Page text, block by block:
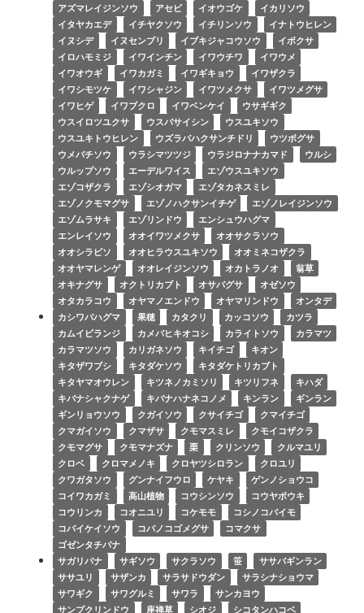
アズマレイジンソウ
アセビ イオウゴケ
イカリソウ
イタヤカエデ
イチヤクソウ イチリンソウ
イナトウヒレン
イヌシデ
イヌセンブリ イブキジャコウソウ
イボクサ
イロハモミジ
イワインチン イワウチワ
イワウメ
イワオウギ
イワカガミ イワギキョウ
イワザクラ
イワシモツケ
イワシャジン イワツメクサ
イワツメグサ
イワヒゲ
イワブクロ イワベンケイ
ウサギギク
ウスイロツユクサ
ウスバサイシン
ウスユキソウ
ウスユキトウヒレン
ウズラバハクサンチドリ
ウツボグサ
ウメバチソウ
ウラシマツツジ ウラジロナナカマド
ウルシ
ウルップソウ
エーデルワイス
エゾウスユキソウ
エゾコザクラ
エゾシオガマ
エゾタカネスミレ
エゾノクモマグサ
エゾノハクサンイチゲ
エゾノレイジンソウ
エゾムラサキ
エゾリンドウ
エンシュウハグマ
エンレイソウ
オオイワツメクサ
オオサクラソウ
オオシラビソ
オオヒラウスユキソウ
オオミネコザクラ
オオヤマレンゲ
オオレイジンソウ オカトラノオ
翁草
オキナグサ
オクトリカブト オサバグサ
オゼソウ
オタカラコウ
オヤマノエンドウ オヤマリンドウ
オンタデ
カシワバハグマ
果穂 カタクリ カッコソウ
カツラ
カムイビランジ
カメバヒキオコシ カライトソウ
カラマツ
カラマツソウ
カリガネソウ キイチゴ
キオン
キタザワブシ
キタダケソウ
キタダケトリカブト
キタヤマオウレン
キツネノカミソリ キツリフネ
キハダ
キバナシャクナゲ
キバナハナネコノメ キンラン
ギンラン
ギンリョウソウ
クガイソウ クサイチゴ
クマイチゴ
クマガイソウ
クマザサ クモマスミレ
クモイコザクラ
クモマグサ
クモマナズナ 栗 クリンソウ
クルマユリ
クロベ
クロマメノキ クロヤツシロラン
クロユリ
クワガタソウ
グンナイフウロ ケヤキ
ゲンノショウコ
コイワカガミ
高山植物 コウシンソウ
コウヤボウキ
コウリンカ
コオニユリ コケモモ
コシノコバイモ
コバイケイソウ
コバノコゴメグサ
コマクサ
ゴゼンタチバナ
サガリバナ
サギソウ サクラソウ 笹
ササバギンラン
ササユリ
サザンカ サラサドウダン
サラシナショウマ
サワギク
サワグルミ サワラ
サンカヨウ
サンプクリンドウ
座禅草 シオジ
シコタンハコベ